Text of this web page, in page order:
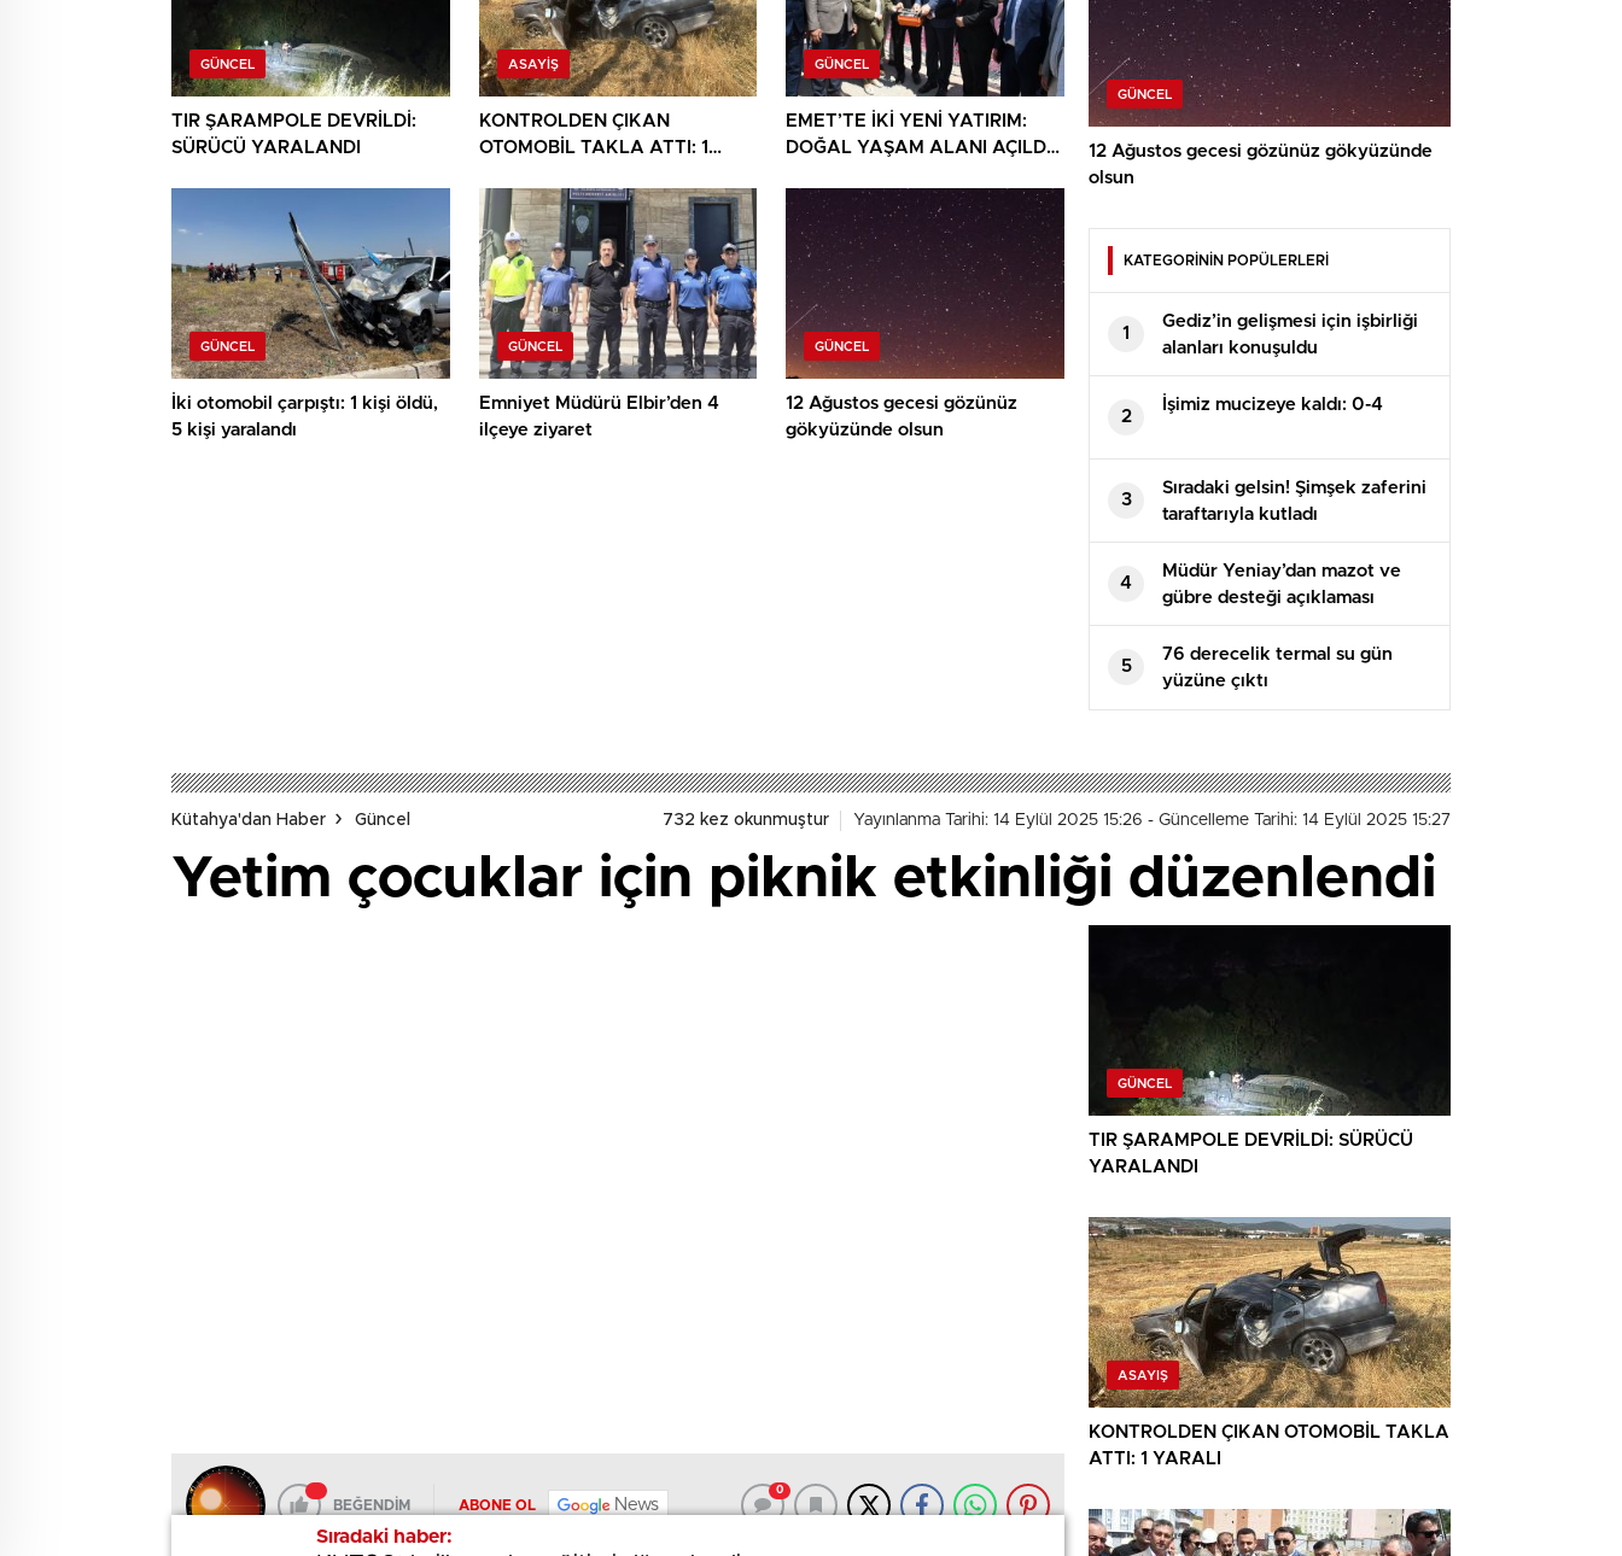
GÜNCEL
TIR ŞARAMPOLE DEVRİLDİ:
SÜRÜCÜ YARALANDI
ASAYIŞ
KONTROLDEN ÇIKAN
OTOMOBİL TAKLA ATTI: 1
GÜNCEL
EMET’TE İKİ YENİ YATIRIM:
DOĞAL YAŞAM ALANI AÇILDI,
ATILDI
GÜNCEL
İki otomobil çarpıştı: 1 kişi öldü,
5 kişi yaralandı
GÜNCEL
Emniyet Müdürü Elbir’den 4
ilçeye ziyaret
GÜNCEL
12 Ağustos gecesi gözünüz
gökyüzünde olsun
Sıradaki haber:
GÜNCEL
12 Ağustos gecesi gözünüz gökyüzünde
olsun
KATEGORİNİN POPÜLERLERİ
1
Gediz’in gelişmesi için işbirliği
alanları konuşuldu
2
İşimiz mucizeye kaldı: 0-4
3
Sıradaki gelsin! Şimşek zaferini
taraftarıyla kutladı
4
Müdür Yeniay’dan mazot ve
gübre desteği açıklaması
5
76 derecelik termal su gün
yüzüne çıktı
Kütahya'dan Haber Güncel 732 kez okunmuştur Yayınlanma Tarihi: 14 Eylül 2025 15:26 - Güncelleme Tarihi: 14 Eylül 2025 15:27
Yetim çocuklar için piknik etkinliği düzenlendi
BEĞENDİM ABONE OL News
0
Sıradaki haber:
GÜNCEL
TIR ŞARAMPOLE DEVRİLDİ: SÜRÜCÜ
YARALANDI
ASAYIŞ
KONTROLDEN ÇIKAN OTOMOBİL TAKLA
ATTI: 1 YARALI